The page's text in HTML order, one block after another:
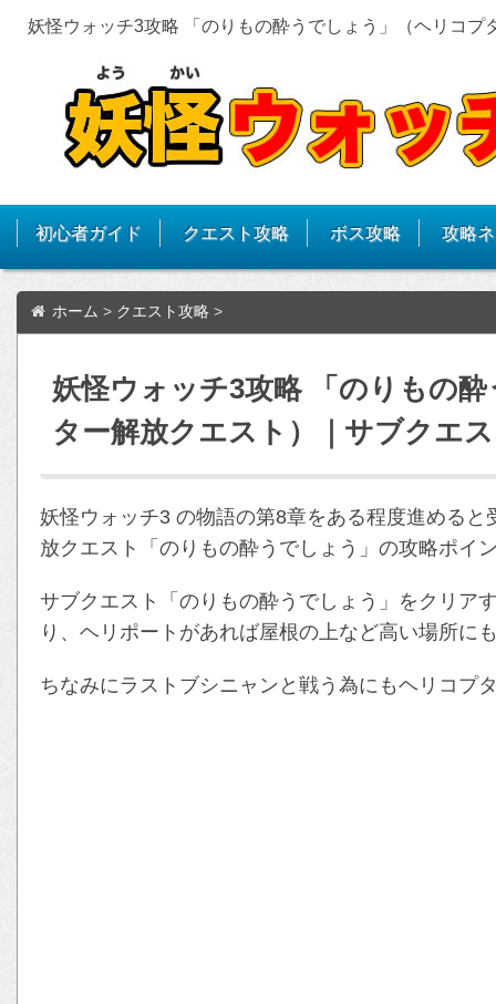
妖怪ウォッチ3攻略 「のりもの酔うでしょう」（ヘリコプ
初心者ガイド クエスト攻略 ボス攻略 攻略
ホーム > クエスト攻略 >
妖怪ウォッチ3攻略 「のりもの
ター解放クエスト）｜サブクエ
妖怪ウォッチ3 の物語の第8章をある程度進める
放クエスト「のりもの酔うでしょう」の攻略ポイ
サブクエスト「のりもの酔うでしょう」をクリア
り、ヘリポートがあれば屋根の上など高い場所に
ちなみにラストブシニャンと戦う為にもヘリコプ